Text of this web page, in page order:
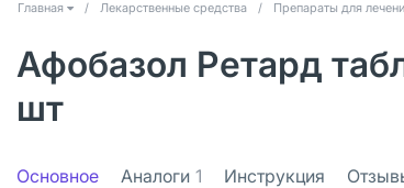
Главная / Лекарственные средства / Препараты для
Афобазол Ретард
шт
Основное Аналоги 1 Инструкция